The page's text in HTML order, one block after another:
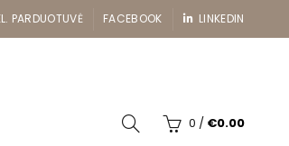
PARDUOTUVĖ FACEBOOK LINKEDIN
0 / €0.00